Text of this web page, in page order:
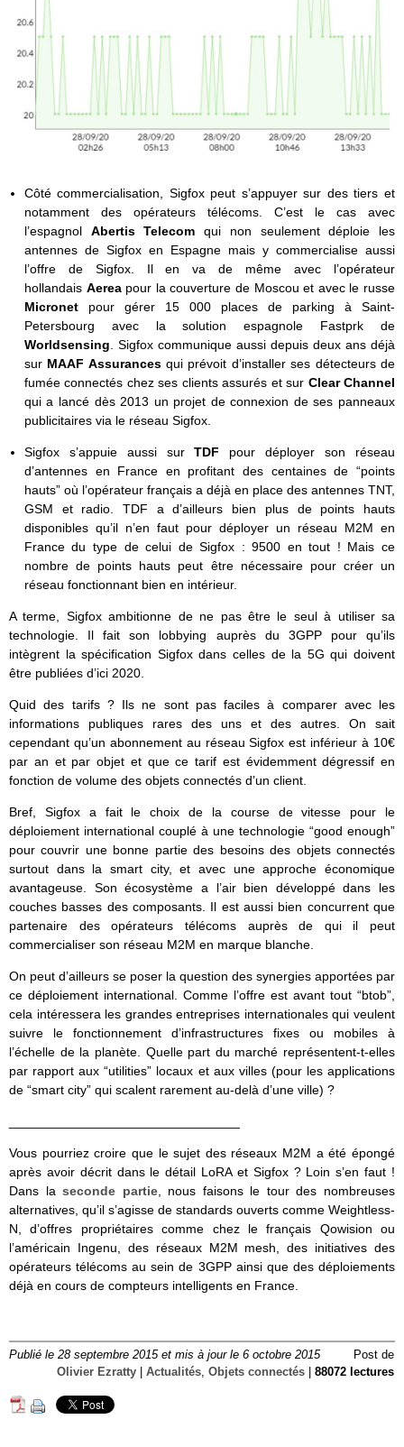
Côté commercialisation, Sigfox peut s’appuyer sur des tiers et
notamment des opérateurs télécoms. C’est le cas avec
l’espagnol Abertis Telecom qui non seulement déploie les
antennes de Sigfox en Espagne mais y commercialise aussi
l’offre de Sigfox. Il en va de même avec l’opérateur
hollandais Aereapour la couverture de Moscou et avec le russe
Micronetpour gérer 15 000 places de parking à Saint-
Petersbourg avec la solution espagnole Fastprk de
Worldsensing . Sigfox communique aussi depuis deux ans déjà
sur MAAF Assurancesqui prévoit d’installer ses détecteurs de
fumée connectés chez ses clients assurés et sur Clear Channel
qui a lancé dès 2013 un projet de connexion de ses panneaux
publicitaires via le réseau Sigfox.
Sigfox s’appuie aussi surTDF pour déployer son réseau
d’antennes en France en profitant des centaines de “points
hauts” où l’opérateur français a déjà en place des antennes TNT,
GSM et radio. TDF a d’ailleurs bien plus de points hauts
disponibles qu’il n’en faut pour déployer un réseau M2M en
France du type de celui de Sigfox : 9500 en tout ! Mais ce
nombre de points hauts peut être nécessaire pour créer un
réseau fonctionnant bien en intérieur.
A terme, Sigfox ambitionne de ne pas être le seul à utiliser sa
technologie. Il fait son lobbying auprès du 3GPP pour qu’ils
intègrent la spécification Sigfox dans celles de la 5G qui doivent
être publiées d’ici 2020.
Quid des tarifs ? Ils ne sont pas faciles à comparer avec les
informations publiques rares des uns et des autres. On sait
cependant qu’un abonnement au réseau Sigfox est inférieur à 10€
par an et par objet et que ce tarif est évidemment dégressif en
fonction de volume des objets connectés d’un client.
Bref, Sigfox a fait le choix de la course de vitesse pour le
déploiement international couplé à une technologie “good enough”
pour couvrir une bonne partie des besoins des objets connectés
surtout dans la smart city, et avec une approche économique
avantageuse. Son écosystème a l’air bien développé dans les
couches basses des composants. Il est aussi bien concurrent que
partenaire des opérateurs télécoms auprès de qui il peut
commercialiser son réseau M2M en marque blanche.
On peut d’ailleurs se poser la question des synergies apportées par
ce déploiement international. Comme l’offre est avant tout “btob”,
cela intéressera les grandes entreprises internationales qui veulent
suivre le fonctionnement d’infrastructures fixes ou mobiles à
l’échelle de la planète. Quelle part du marché représentent-t-elles
par rapport aux “utilities” locaux et aux villes (pour les applications
de “smart city” qui scalent rarement au-delà d’une ville) ?
Vous pourriez croire que le sujet des réseaux M2M a été épongé
après avoir décrit dans le détail LoRA et Sigfox ? Loin s’en faut !
Dans laseconde partie, nous faisons le tour des nombreuses
alternatives, qu’il s’agisse de standards ouverts comme Weightless-
N, d’offres propriétaires comme chez le français Qowision ou
l’américain Ingenu, des réseaux M2M mesh, des initiatives des
opérateurs télécoms au sein de 3GPP ainsi que des déploiements
déjà en cours de compteurs intelligents en France.
Publié le 28 septembre 2015 et mis à jour le 6 octobre 2015
Post de
Olivier Ezratty
Actualités, Objets connectés 88072 lectures